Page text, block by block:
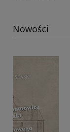
Nowości